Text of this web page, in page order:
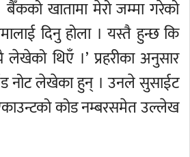
खातामा मेरो जम्मा गरेको
दिनु होला । यस्तै हुन्छ कि
थिएँ ।’ प्रहरीका अनुसार
नोट लेखेका हुन् । उनले सुसाईट
कोड नम्बरसमेत उल्लेख